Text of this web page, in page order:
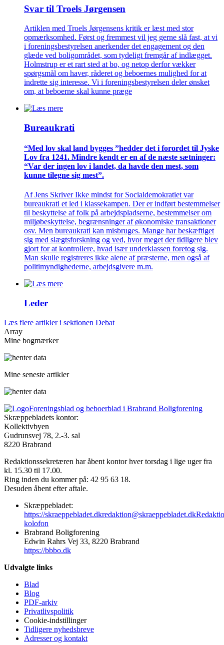
Svar til Troels Jørgensen
Artiklen med Troels Jørgensens kritik er læst med stor
opmærksomhed. Først og fremmest vil jeg gerne slå fast, at vi
i foreningsbestyrelsen anerkender det engagement og den
glæde ved boligområdet, som tydeligt fremgår af indlægget.
Holmstrup er et rart sted at bo, og netop derfor vækker
spørgsmål om haver, råderet og beboernes mulighed for at
indrette sig interesse. Vi i foreningsbestyrelsen deler ønsket
om, at beboerne skal kunne præge
Bureaukrati
“Med lov skal land bygges ”hedder det i forordet til Jyske
Lov fra 1241. Mindre kendt er en af de næste sætninger:
“Var der ingen lov i landet, da havde den mest, som
kunne tilegne sig mest”.
Af Jens Skriver Ikke mindst for Socialdemokratiet var
bureaukrati et led i klassekampen. Der er indført bestemmelser
til beskyttelse af folk på arbejdspladserne, bestemmelser om
miljøbeskyttelse, begrænsninger af økonomiske transaktioner
osv. Men bureaukrati kan misbruges. Mange har beskæftiget
sig med slægtsforskning og ved, hvor meget der tidligere blev
gjort for at kontrollere, hvad især underklassen foretog sig.
Man skulle registreres ikke alene af præsterne, men også af
politimyndighederne, arbejdsgivere m.m.
Leder
Læs flere artikler i sektionen Debat
Array
Mine bogmærker
Mine seneste artikler
Foreningsblad og beboerblad i Brabrand Boligforening
Skræppebladets kontor:
Kollektivbyen
Gudrunsvej 78, 2.-3. sal
8220 Brabrand
Redaktionssekretæren har åbent kontor hver torsdag i lige uger fra
kl. 15.30 til 17.00.
Ring inden du kommer på: 42 95 63 18.
Desuden åbent efter aftale.
Skræppebladet:
https://skraeppebladet.dkredaktion@skraeppebladet.dk
kolofon
Brabrand Boligforening
Edwin Rahrs Vej 33, 8220 Brabrand
https://bbbo.dk
Udvalgte links
Blad
Blog
PDF-arkiv
Privatlivspolitik
Cookie-indstillinger
Tidligere nyhedsbreve
Adresser og kontakt